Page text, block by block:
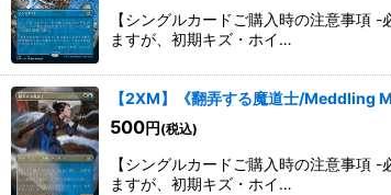
【シングルカードご購入時の注意事項
ますが、初期キズ・ホイ…
【2XM】《翻弄する魔道士/Meddling
500円 (税込)
【シングルカードご購入時の注意事項
ますが、初期キズ・ホイ…